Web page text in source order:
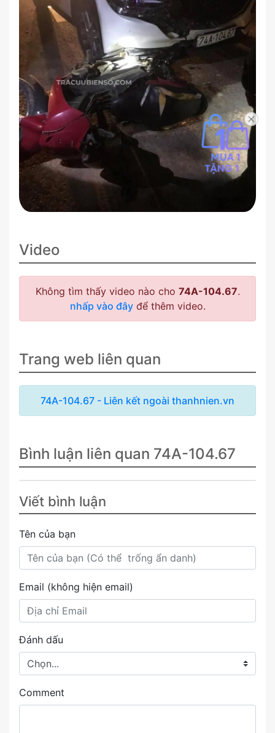
Video
Không tìm thấy video nào cho 74A-104.67.
nhấp vào đâyđể thêm video.
Trang web liên quan
74A-104.67 - Liên kết ngoài thanhnien.vn
Bình luận liên quan 74A-104.67
Viết bình luận
Tên của bạn
Email (không hiện email)
Đánh dấu
Comment